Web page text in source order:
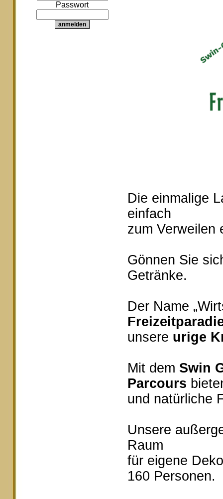
Passwort
Die einmalige
einfach
zum Verweilen
Gönnen Sie
Getränke.
Der Name
unsere urige
Mit dem Swin
Parcours
und natürliche
Unsere
Raum
für eigene
160 Personen.